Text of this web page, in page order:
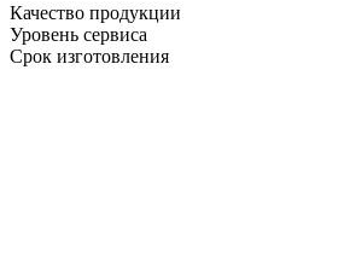
Качество продукции
Уровень сервиса
Срок изготовления